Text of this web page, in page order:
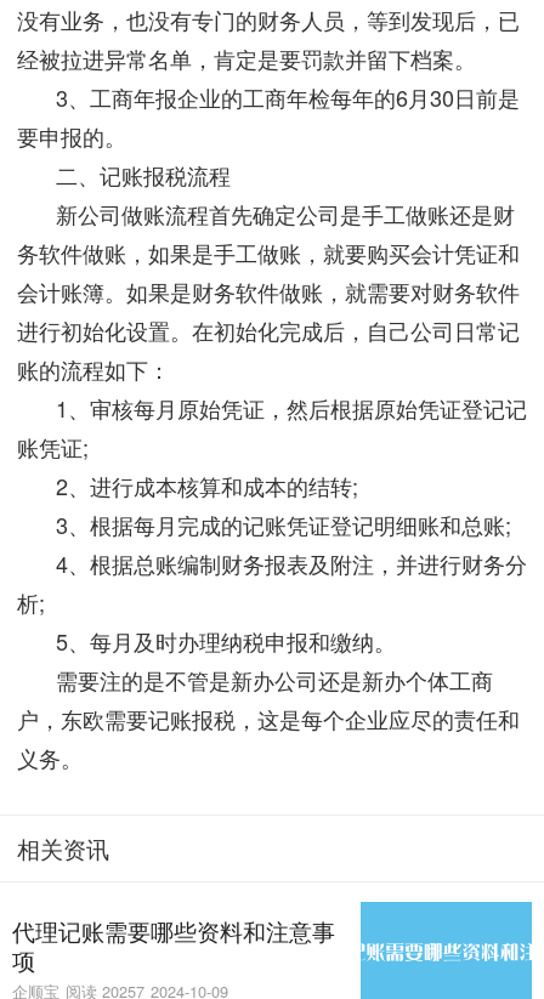
没有业务，也没有专门的财务人员，等到发现后，已
经被拉进异常名单，肯定是要罚款并留下档案。
3、工商年报企业的工商年检每年的6月30日前是
要申报的。
二、记账报税流程
新公司做账流程首先确定公司是手工做账还是财
务软件做账，如果是手工做账，就要购买会计凭证和
会计账簿。如果是财务软件做账，就需要对财务软件
进行初始化设置。在初始化完成后，自己公司日常记
账的流程如下：
1、审核每月原始凭证，然后根据原始凭证登记记
账凭证;
2、进行成本核算和成本的结转;
3、根据每月完成的记账凭证登记明细账和总账;
4、根据总账编制财务报表及附注，并进行财务分
析;
5、每月及时办理纳税申报和缴纳。
需要注的是不管是新办公司还是新办个体工商
户，东欧需要记账报税，这是每个企业应尽的责任和
义务。
相关资讯
代理记账需要哪些资料和注意事
项
企顺宝 阅读 20257 2024-10-09